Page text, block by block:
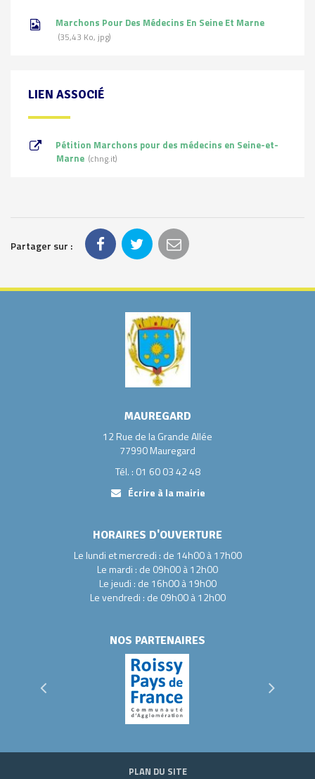
Marchons Pour Des Médecins En Seine Et Marne
35,43 Ko, jpg
LIEN ASSOCIÉ
Pétition Marchons pour des médecins en Seine-et-
Marne chng.it
Partager sur :
MAUREGARD
12 Rue de la Grande Allée
77990 Mauregard
Tél. : 01 60 03 42 48
Écrire à la mairie
HORAIRES D'OUVERTURE
Le lundi et mercredi : de 14h00 à 17h00
Le mardi : de 09h00 à 12h00
Le jeudi : de 16h00 à 19h00
Le vendredi : de 09h00 à 12h00
NOS PARTENAIRES
PLAN DU SITE